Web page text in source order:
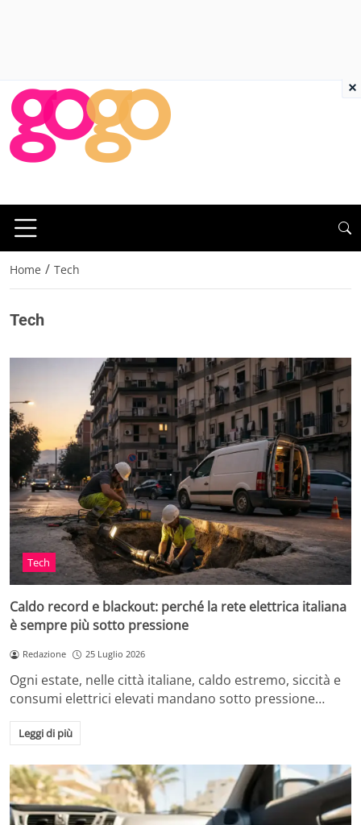
Home / Tech
Tech
Tech
Caldo record e blackout: perché la rete elettrica italiana
è sempre più sotto pressione
Redazione 25 Luglio 2026
Ogni estate, nelle città italiane, caldo estremo, siccità e
consumi elettrici elevati mandano sotto pressione…
Leggi di più
×